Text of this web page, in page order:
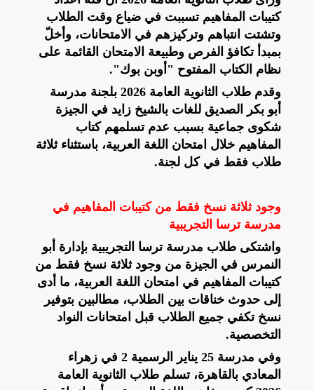
كتيبات المفاهيم تسببت في ضياع وقت الطلاب
وتشتت انتباهم وتركيزهم في الامتحانات، وأخلّ
بمبدأ تكافؤ الفرص وطبيعة الامتحان القائمة على
نظام الكتاب المفتوح "أوبن بوك".
وقدم طلاب الثانوية العامة 2026 بلجنة مدرسة
أبو بكر الصديق للغات بالشيخ زايد في الجيزة
شكوى جماعية بسبب عدم تسلمهم كتاب
المفاهيم خلال امتحان اللغة العربية، باستثناء ثلاثة
طلاب فقط في كل لجنة.
وجود ثلاثة نسخ فقط من كتيبات المفاهيم في
مدرسة ترسا التجريبية
واشتكى طلاب مدرسة ترسا التجريبية بإدارة أبو
النمرس في الجيزة من وجود ثلاثة نسخ فقط من
كتيبات المفاهيم في امتحان اللغة العربية، ما أدى
إلى حدوث خناقات بين الطلاب، مطالبين بتوفير
نسخ تكفي جميع الطلاب قبل امتحانات النواد
التخصصية.
وفي مدرسة 25 يناير الرسمية 2 في زهراء
المعادي بالقاهرة، تسلم طلاب الثانوية العامة